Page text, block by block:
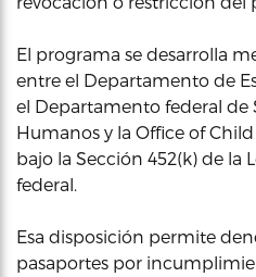
El programa se desarrolla
entre el Departamento de
el Departamento federal de
Humanos y la Office of
bajo la Sección 452(k) de la
federal.
Esa disposición permite
pasaportes por